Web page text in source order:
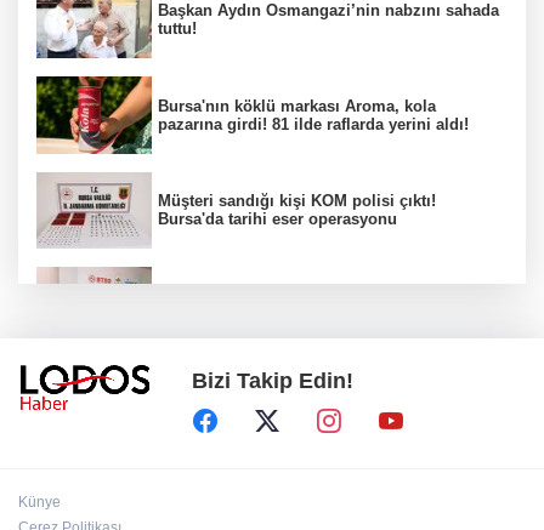
Başkan Aydın Osmangazi’nin nabzını sahada
tuttu!
Bursa'nın köklü markası Aroma, kola
pazarına girdi! 81 ilde raflarda yerini aldı!
Müşteri sandığı kişi KOM polisi çıktı!
Bursa'da tarihi eser operasyonu
Yıldırım Belediyesi'nden uluslararası
geleceğe taşınacak!
Bizi Takip Edin!
Künye